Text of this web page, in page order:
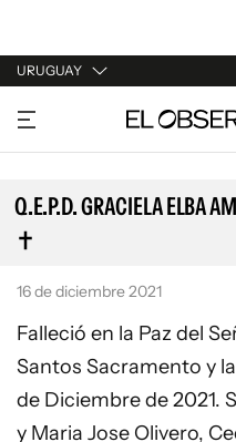
URUGUAY
URUGUAY
ARGENTINA
ESPAÑA
ESTADOS UNIDOS
Q.E.P.D. GRACIELA ELBA
16 de diciembre 2021
Falleció en la Paz del
Santos Sacramento y
de Diciembre de 2021.
y Maria Jose Olivero,